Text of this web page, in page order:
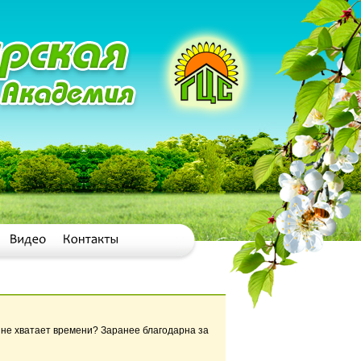
хватает времени? Заранее благодарна за